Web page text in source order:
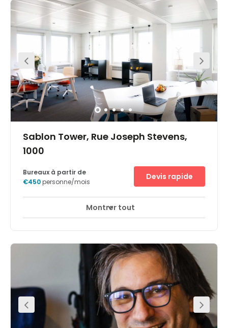
surround the centre. You can also take a short walk to the
beautiful Botanical garden to enjoy an idyllic escape
from city life during your lunch break or after work.
Commuting is made easy due to the central location of
this office space. Multiple subway and tram lines are
available from Rogier Station a short five-minute walk
from the office. For those arriving by car, parking services
are also available a ten-minute walk away.
Sablon Tower, Rue Joseph Stevens,
1000
Accès 24 heures sur 24 Espaces de détente
routes 27, 48, 95, N04, N05, N06, N08, N09, N10, N11 and N12.
Only a five-minute walk to Gare Centrale (Central
Station) for rail and metro services and 20 minutes to
Brussels Airport. This is the perfect work space solution for
companies value accessibility and functionality,
especially for businesses anticipating international
clients. The immediate area is filled with public interest
hot spots can explore and enjoy outside of work.
Bureaux à partir de
€450personne/mois
Devis rapide
Montrer tout